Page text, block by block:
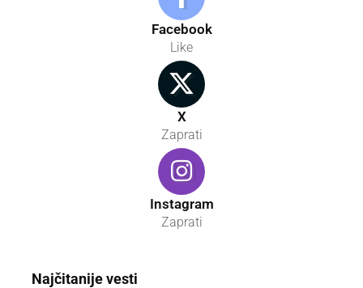
Facebook
Like
X
Zaprati
Instagram
Zaprati
Najčitanije vesti